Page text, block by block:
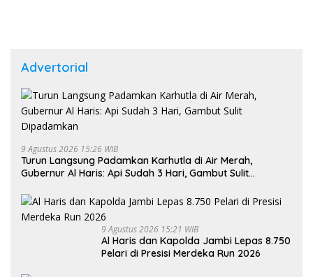
Advertorial
9 Agustus 2026 15:26 WIB
Turun Langsung Padamkan Karhutla di Air Merah,
Gubernur Al Haris: Api Sudah 3 Hari, Gambut Sulit
9 Agustus 2026 15:21 WIB
Al Haris dan Kapolda Jambi Lepas 8.750
Pelari di Presisi Merdeka Run 2026